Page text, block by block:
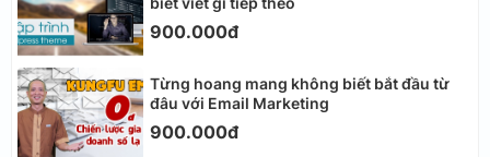
900.000đ
Từng hoang mang không biết bắt đầu từ
đâu với Email Marketing
900.000đ